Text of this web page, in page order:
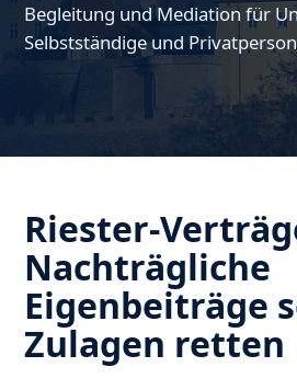
Begleitung und Mediation für
Selbstständige und
Riester-
Nachträgliche
Eigenbeiträge
Zulagen retten